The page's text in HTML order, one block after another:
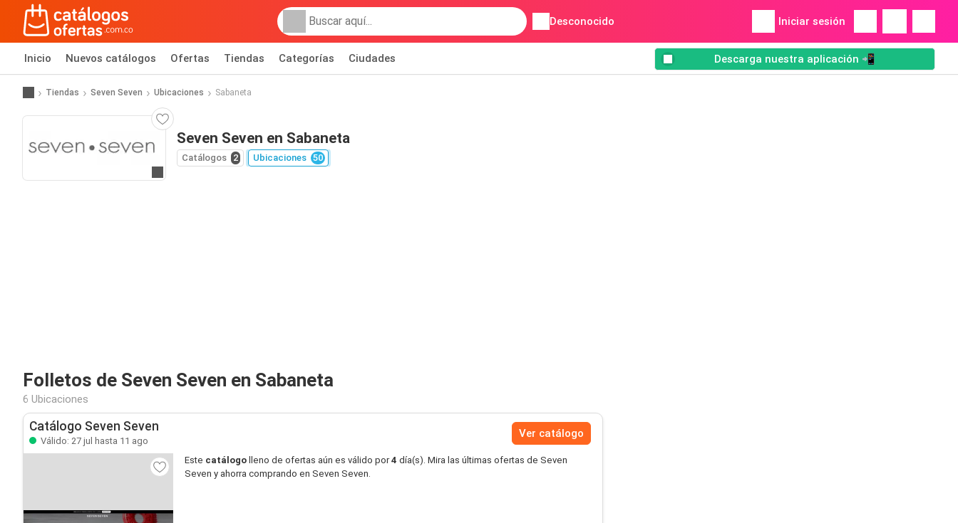
Desconocido Iniciar sesión
Inicio Nuevos catálogos Ofertas Tiendas Categorías Ciudades Descarga nuestra aplicación 📲
Tiendas Seven Seven Ubicaciones Sabaneta
Seven Seven en Sabaneta
Catálogos 2 Ubicaciones 50
Folletos de Seven Seven en Sabaneta
6 Ubicaciones
Catálogo Seven Seven
Válido: 27 jul hasta 11 ago
Ver catálogo
Este catálogo lleno de ofertas aún es válido por4 día(s). Mira las últimas ofertas de Seven
Seven y ahorra comprando en Seven Seven.